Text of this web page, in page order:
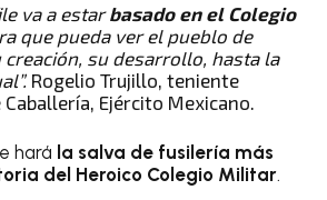
va a estarbasado en el Colegio
que pueda ver el pueblo de
creación, su desarrollo, hasta la
Rogelio Trujillo, teniente
Ejército Mexicano.
hará la salva de fusilería más
del Heroico Colegio Militar.